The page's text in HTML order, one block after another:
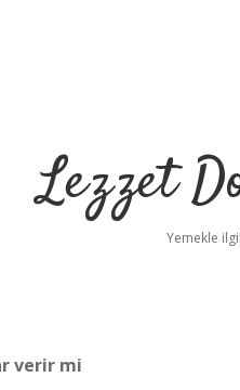
Lezzet
Yemekle
verir mi